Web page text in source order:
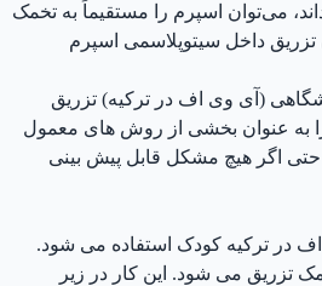
می‌توان اسپرم را مستقیماً به تخمک
تزریق داخل سیتوپلاسمی اسپرم
(آی وی اف در ترکیه) تزریق
به عنوان بخشی از روش های معمول
حتی اگر هیچ مشکل قابل پیش بینی
در ترکیه کودک استفاده می شود.
تزریق می شود. این کار در زیر